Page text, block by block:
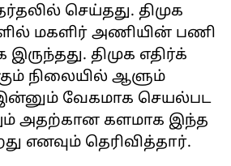
செய்தது. திமுக
மகளிர் அணியின் பணி
திமுக எதிர்க்
நிலையில் ஆளும்
வேகமாக செயல்பட
அதற்கான களமாக இந்த
எனவும் தெரிவித்தார்.